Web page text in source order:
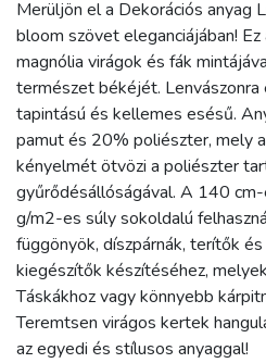
Merüljön el a Dekorációs anyag
bloom szövet eleganciájában!
magnólia virágok és fák
természet békéjét. Lenvászonra
tapintású és kellemes esésű.
pamut és 20% poliészter, mely
kényelmét ötvözi a poliészter
gyűrődésállóságával. A 140
g/m2-es súly sokoldalú
függönyök, díszpárnák, terítők
kiegészítők készítéséhez,
Táskákhoz vagy könnyebb
Teremtsen virágos kertek
az egyedi és stílusos anyaggal!